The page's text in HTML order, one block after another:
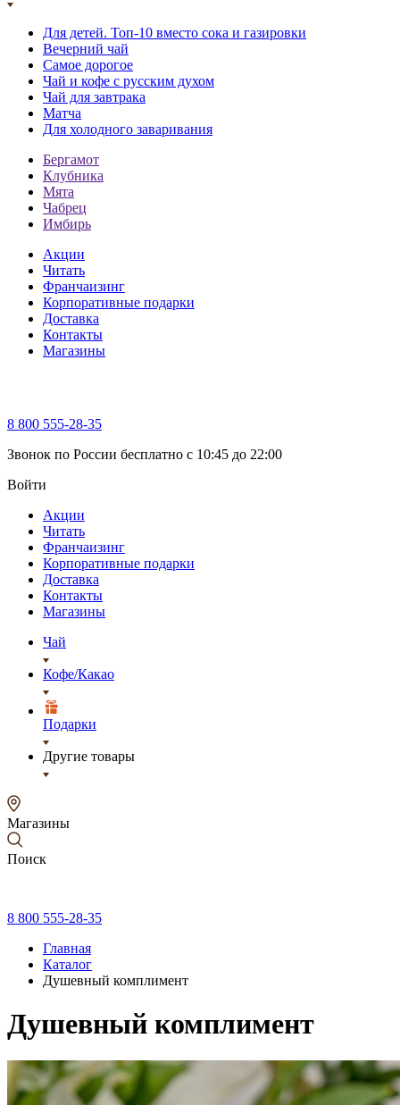
Для детей. Топ-10 вместо сока и газировки
Вечерний чай
Самое дорогое
Чай и кофе с русским духом
Чай для завтрака
Матча
Для холодного заваривания
Бергамот
Клубника
Мята
Чабрец
Имбирь
Акции
Читать
Франчаизинг
Корпоративные подарки
Доставка
Контакты
Магазины
8 800 555-28-35
Звонок по России бесплатно c 10:45 до 22:00
Войти
Акции
Читать
Франчаизинг
Корпоративные подарки
Доставка
Контакты
Магазины
Чай
Кофе/Какао
Подарки
Другие товары
Магазины
Поиск
8 800 555-28-35
Главная
Каталог
Душевный комплимент
Душевный комплимент